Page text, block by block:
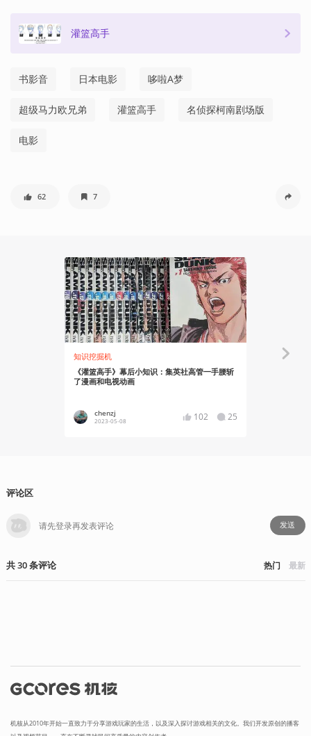
灌篮高手
书影音 日本电影 哆啦A梦
超级马力欧兄弟 灌篮高手 名侦探柯南剧场版
电影
62 7
知识挖掘机
《灌篮高手》幕后小知识：集英社高管一手腰斩
了漫画和电视动画
chenzj
2023-05-08 102 25
安利大帝
评论区
发送
共30条评论 热门 最新
机核从2010年开始一直致力于分享游戏玩家的生活，以及深入探讨游戏相关的文化。我们开发原创的播客